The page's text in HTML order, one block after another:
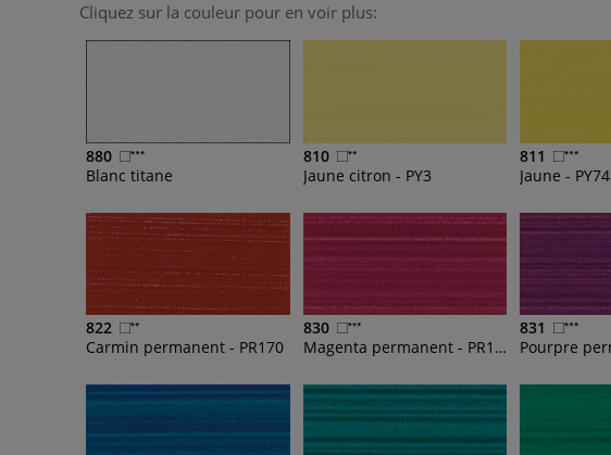
Cliquez sur la couleur pour en voir plus:
880
Blanc titane
810
Jaune citron - PY3
811
Jaune - PY74
822
Carmin permanent - PR170
830
Magenta permanent - PR122
831